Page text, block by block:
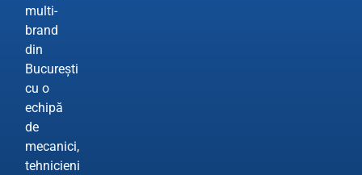
multi-
brand
din
București
cu o
echipă
de
mecanici,
tehnicieni